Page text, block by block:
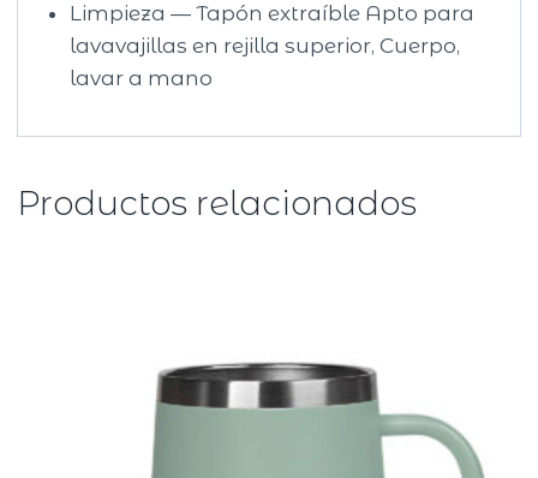
Limpieza — Tapón extraíble Apto para
lavavajillas en rejilla superior, Cuerpo,
lavar a mano
Productos relacionados